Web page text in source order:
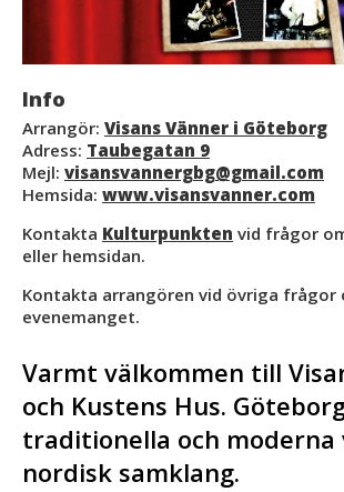
Info
Arrangör: Visans Vänner i Göteborg
Adress: Taubegatan 9
Mejl: visansvannergbg@gmail.com
Hemsida: www.visansvanner.com
Kontakta Kulturpunkten vid frågor
eller hemsidan.
Kontakta arrangören vid övriga frågor
evenemanget.
Varmt välkommen till
och Kustens Hus.
traditionella och moderna
nordisk samklang.